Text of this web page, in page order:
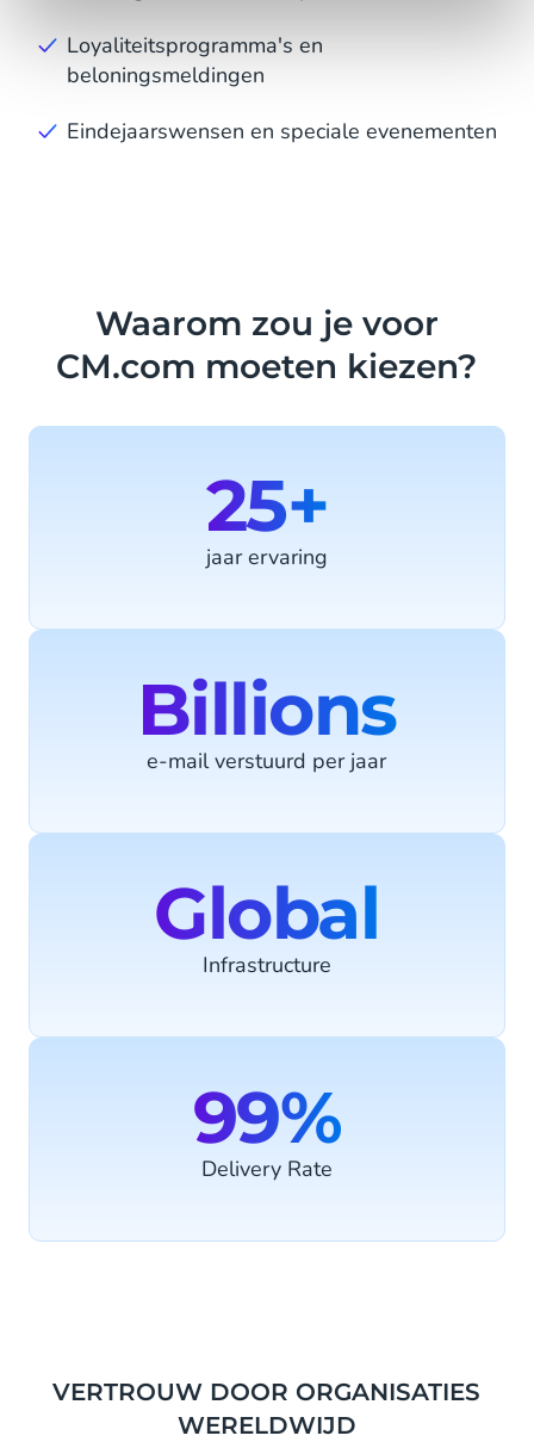
Loyaliteitsprogramma's en
beloningsmeldingen
Eindejaarswensen en speciale evenementen
Waarom zou je voor
CM.com moeten kiezen?
25+
jaar ervaring
Billions
e-mail verstuurd per jaar
Global
Infrastructure
99%
Delivery Rate
VERTROUW DOOR ORGANISATIES
WERELDWIJD